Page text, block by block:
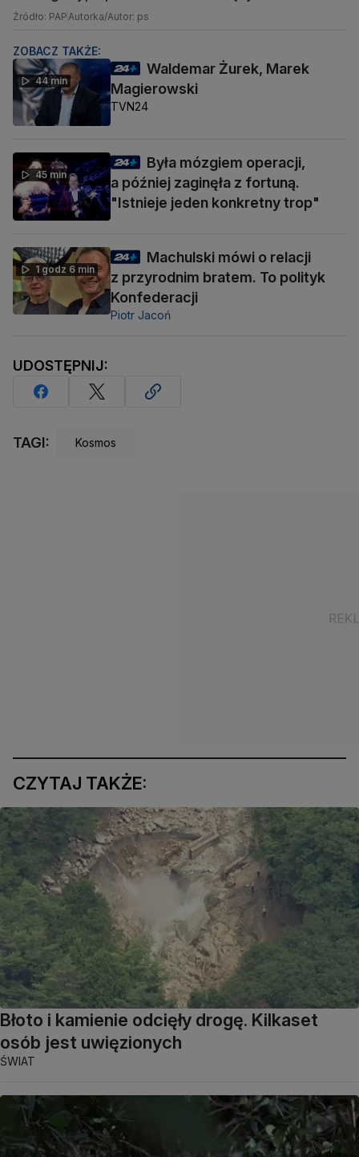
Źródło: PAPAutorka/Autor: ps
ZOBACZ TAKŻE:
44 min
Waldemar Żurek, Marek
Magierowski
TVN24
45 min
Była mózgiem operacji,
a później zaginęła z fortuną.
"Istnieje jeden konkretny trop"
1 godz 6 min
Machulski mówi o relacji
z przyrodnim bratem. To polityk
Konfederacji
Piotr Jacoń
UDOSTĘPNIJ:
TAGI: Kosmos
CZYTAJ TAKŻE:
Błoto i kamienie odcięły drogę. Kilkaset
osób jest uwięzionych
ŚWIAT